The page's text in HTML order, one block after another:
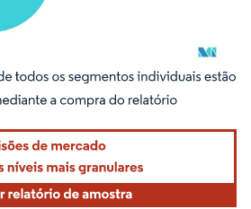
O reuso requer atribuição conforme CC BY 4.0.